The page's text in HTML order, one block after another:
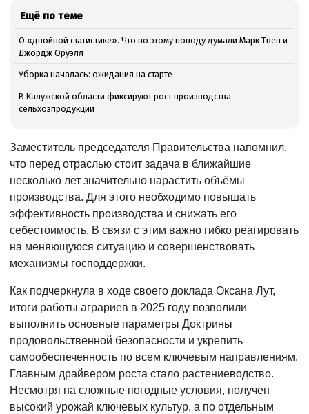
Ещё по теме
О «двойной статистике». Что по этому поводу думали Марк Твен и
Джордж Оруэлл
Уборка началась: ожидания на старте
В Калужской области фиксируют рост производства
сельхозпродукции
Заместитель председателя Правительства напомнил,
что перед отраслью стоит задача в ближайшие
несколько лет значительно нарастить объёмы
производства. Для этого необходимо повышать
эффективность производства и снижать его
себестоимость. В связи с этим важно гибко реагировать
на меняющуюся ситуацию и совершенствовать
механизмы господдержки.
Как подчеркнула в ходе своего доклада Оксана Лут,
итоги работы аграриев в 2025 году позволили
выполнить основные параметры Доктрины
продовольственной безопасности и укрепить
самообеспеченность по всем ключевым направлениям.
Главным драйвером роста стало растениеводство.
Несмотря на сложные погодные условия, получен
высокий урожай ключевых культур, а по отдельным